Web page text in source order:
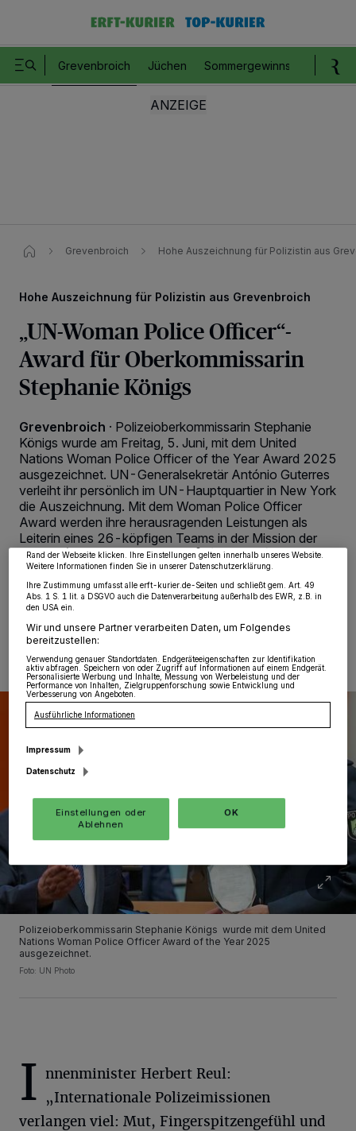
Grevenbroich Jüchen Sommergewinnspiel
Grevenbroich Hohe Auszeichnung für Polizistin aus
Hohe Auszeichnung für Polizistin aus Grevenbroich
„UN-Woman Police Officer“-
Award für Oberkommissarin
Stephanie Königs
Grevenbroich · Polizeioberkommissarin Stephanie
Königs wurde am Freitag, 5. Juni, mit dem United
Nations Woman Police Officer of the Year Award 2025
ausgezeichnet. UN-Generalsekretär António Guterres
verleiht ihr persönlich im UN-Hauptquartier in New York
die Auszeichnung. Mit dem Woman Police Officer
Award werden ihre herausragenden Leistungen als
Leiterin eines 26-köpfigen Teams in der Mission der
Vereinten Nationen im Südsudan (UNMISS) gewürdigt.
Polizeioberkommissarin Stephanie Königs wurde mit dem United
Nations Woman Police Officer Award of the Year 2025
ausgezeichnet.
Foto: UN Photo
I nnenminister Herbert Reul:
„Internationale Polizeimissionen
verlangen viel: Mut, Fingerspitzengefühl und
wie Browserdaten oder eindeutige Kennungen auf Ihrem Gerät zu. Durch Auswahl
von OK aktivieren Sie Tracking-Technologien für die unter „Wir und unsere
Partner verarbeiten Daten, um Ihnen Dienste bereitzustellen“ aufgeführten
Zwecke. Wenn Tracker deaktiviert sind, sind manche Inhalte und Anzeigen
möglicherweise nicht mehr so relevant für Sie. Sie können dieses Menü jederzeit
wieder aufrufen, um Ihre Einstellungen zu ändern oder Ihre Einwilligung zu
widerrufen, indem Sie auf den Link Einstellungen oder Ablehnen am unteren
Rand der Webseite klicken. Ihre Einstellungen gelten innerhalb unseres Website.
Weitere Informationen finden Sie in unserer Datenschutzerklärung.
Ihre Zustimmung umfasst alle erft-kurier.de-Seiten und schließt gem. Art. 49
Abs. 1 S. 1 lit. a DSGVO auch die Datenverarbeitung außerhalb des EWR, z.B. in
den USA ein.
Wir und unsere Partner verarbeiten Daten, um Folgendes
bereitzustellen:
Verwendung genauer Standortdaten. Endgeräteeigenschaften zur Identifikation
aktiv abfragen. Speichern von oder Zugriff auf Informationen auf einem Endgerät.
Personalisierte Werbung und Inhalte, Messung von Werbeleistung und der
Performance von Inhalten, Zielgruppenforschung sowie Entwicklung und
Verbesserung von Angeboten.
Ausführliche Informationen
Impressum
Datenschutz
Einstellungen oder
Ablehnen
OK